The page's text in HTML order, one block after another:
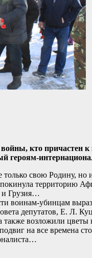
кто причастен к
героям-
только свою Родину,
территорию
и Грузия…
воинам-убинцам
депутатов, Е. Л.
возложили цветы
на все времена